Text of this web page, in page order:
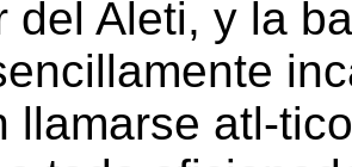
del Aleti, y la
llamarse atl-